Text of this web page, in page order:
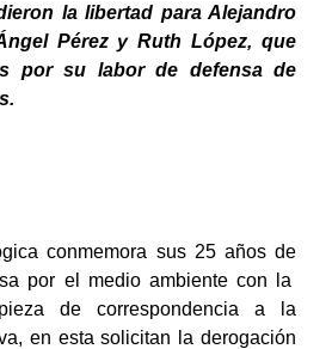
la libertad para Alejandro
Pérez y Ruth López, que
por su labor de defensa de
conmemora sus 25 años de
por el medio ambiente con la
de correspondencia a la
en esta solicitan la derogación